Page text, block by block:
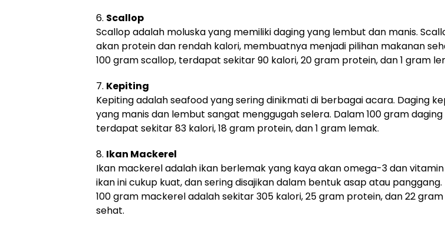
6. Scallop
Scallop adalah moluska yang memiliki daging yang lembut dan manis.
akan protein dan rendah kalori, membuatnya menjadi pilihan makanan
100 gram scallop, terdapat sekitar 90 kalori, 20 gram protein, dan 1 gram
7. Kepiting
Kepiting adalah seafood yang sering dinikmati di berbagai acara. Daging
yang manis dan lembut sangat menggugah selera. Dalam 100 gram
terdapat sekitar 83 kalori, 18 gram protein, dan 1 gram lemak.
8. Ikan Mackerel
Ikan mackerel adalah ikan berlemak yang kaya akan omega-3 dan vitamin
ikan ini cukup kuat, dan sering disajikan dalam bentuk asap atau
100 gram mackerel adalah sekitar 305 kalori, 25 gram protein, dan 22
sehat.